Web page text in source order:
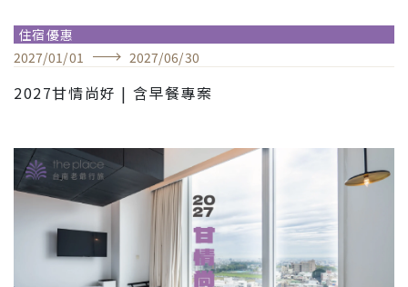
住宿優惠
2027/01 /01 2027/06/30
2027甘情尚好 | 含早餐專案